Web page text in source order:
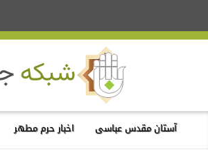
آستان مقدس عباسی اخبار حرم مطهر